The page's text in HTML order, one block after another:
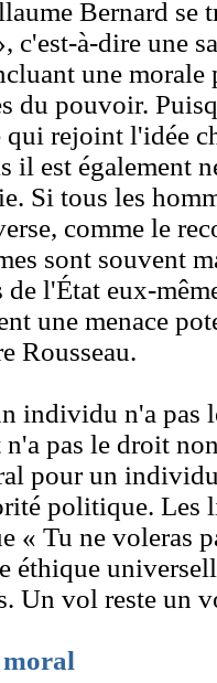
Bernard se
c'est-à-dire une
une
du pouvoir.
rejoint l'idée
il est également
Si tous les
comme le
sont souvent
de l'État eux-
une menace
Rousseau.
individu n'a pas
n'a pas le droit
pour un
politique. Les
« Tu ne voleras
éthique
Un vol reste un